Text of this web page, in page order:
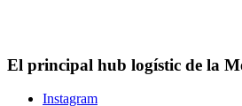
El principal hub logístic de la
Instagram